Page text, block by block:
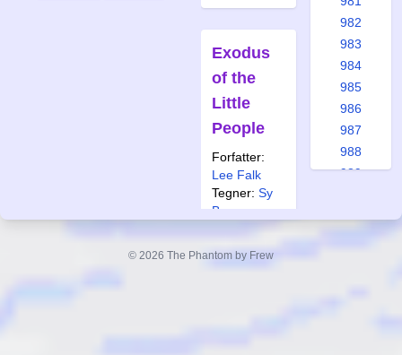
Exodus
of the
Little
People
Forfatter:
Lee Falk
Tegner: Sy
Barry
publisert i:
982
983
984
985
986
987
988
989
© 2026 The Phantom by Frew